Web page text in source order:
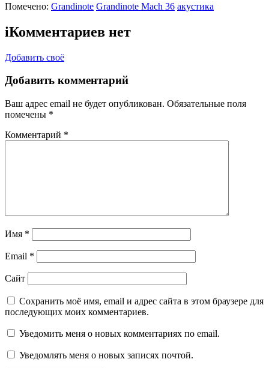
Помечено: Grandinote Grandinote Mach 36 акустика
iКомментариев нет
Добавить своё
Добавить комментарий
Ваш адрес email не будет опубликован. Обязательные поля
помечены *
Комментарий *
Имя *
Email *
Сайт
Сохранить моё имя, email и адрес сайта в этом браузере для
последующих моих комментариев.
Уведомить меня о новых комментариях по email.
Уведомлять меня о новых записях почтой.